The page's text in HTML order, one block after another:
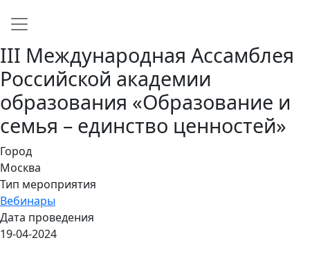
Main navigation
III Международная Ассамблея
Российской академии
образования «Образование и
семья – единство ценностей»
Город
Москва
Тип мероприятия
Вебинары
Дата проведения
19-04-2024